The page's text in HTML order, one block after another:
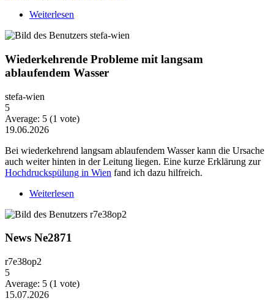
Weiterlesen
Wiederkehrende Probleme mit langsam
ablaufendem Wasser
stefa-wien
5
Average: 5 (1 vote)
19.06.2026
Bei wiederkehrend langsam ablaufendem Wasser kann die Ursache
auch weiter hinten in der Leitung liegen. Eine kurze Erklärung zur
Hochdruckspülung in Wien fand ich dazu hilfreich.
Weiterlesen
News Ne2871
r7e38op2
5
Average: 5 (1 vote)
15.07.2026